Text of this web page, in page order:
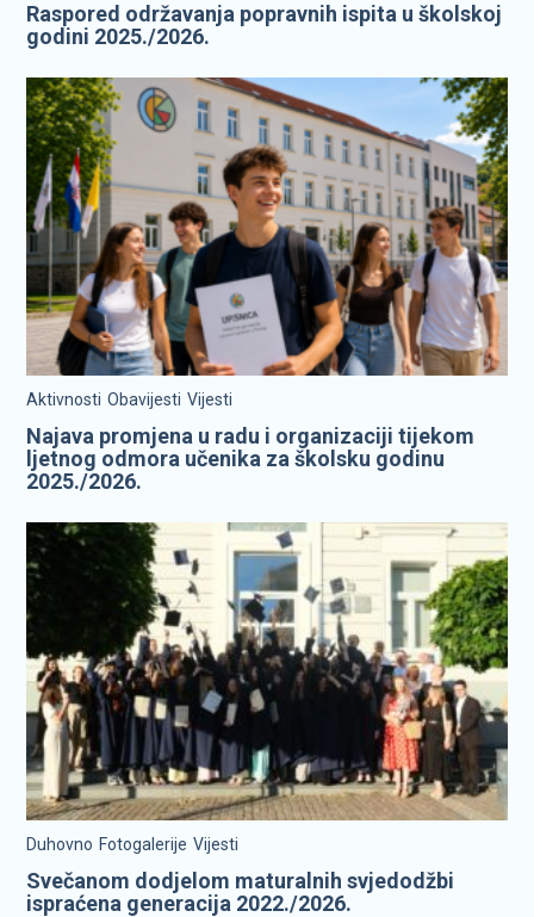
Raspored održavanja popravnih ispita u školskoj
godini 2025./2026.
Aktivnosti Obavijesti Vijesti
Najava promjena u radu i organizaciji tijekom
ljetnog odmora učenika za školsku godinu
2025./2026.
Duhovno Fotogalerije Vijesti
Svečanom dodjelom maturalnih svjedodžbi
ispraćena generacija 2022./2026.